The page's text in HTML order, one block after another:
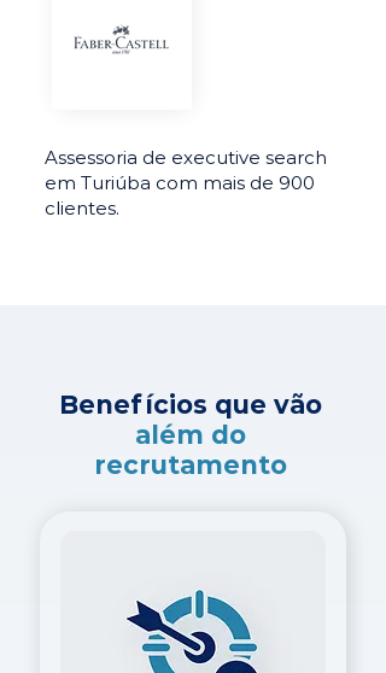
Assessoria de executive search
em Turiúba com mais de 900
clientes.
Benefícios que vão
além do
recrutamento